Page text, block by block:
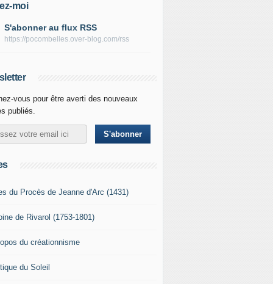
moi
S'abonner au flux RSS
https://pocombelles.over-blog.com/rss
vous pour être averti des nouveaux
publiés.
du Procès de Jeanne d'Arc (1431)
de Rivarol (1753-1801)
du créationnisme
du Soleil